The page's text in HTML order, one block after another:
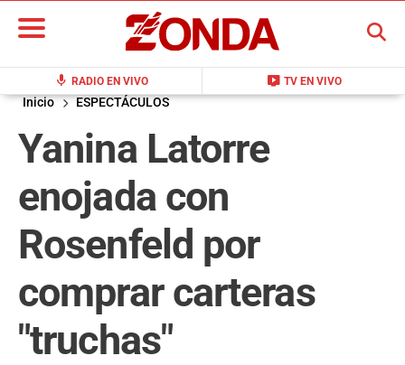
mic RADIO EN VIVO live_tv TV EN VIVO
BUSCAR
Inicio ESPECTÁCULOS
Yanina Latorre
enojada con
Rosenfeld por
comprar carteras
"truchas"